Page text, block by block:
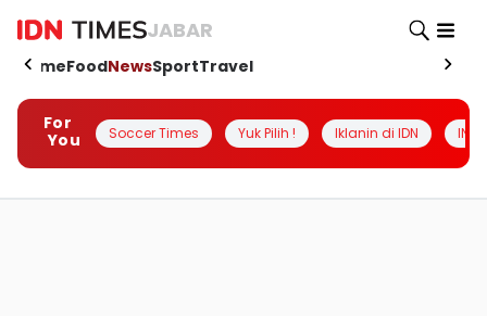
JABAR
HomeFoodNewsSportTravel
For
You
Soccer Times Yuk Pilih ! Iklanin di IDN